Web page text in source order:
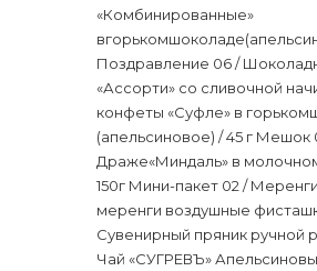
«Комбинированные»
Поздравление 06 /
«Ассорти» со сливочной
конфеты «Суфле» в
(апельсиновое) / 45 г Мешок
Драже«Миндаль» в
150г Мини-пакет 02 /
меренги воздушные
Сувенирный пряник ручной
Чай «СУГРЕВЪ»